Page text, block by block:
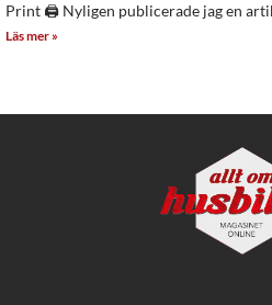
Print 🖨 Nyligen publicerade jag en
Läs mer »